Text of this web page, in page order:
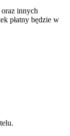
innych
płatny będzie w